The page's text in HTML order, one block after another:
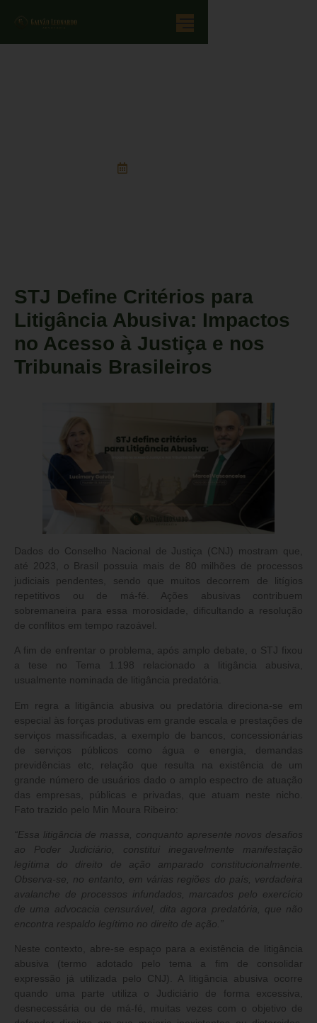
STJ Define Critérios para
Litigância Abusiva: Impactos
no Acesso à Justiça e nos
Tribunais Brasileiros
Dados do Conselho Nacional de Justiça (CNJ)
mostram que,
até 2023, o Brasil possuia mais de 80 milhões de processos
judiciais pendentes , sendo que muitos decorrem de litígios
repetitivos ou de má-fé. Ações abusivas contribuem
sobremaneira para essa morosidade, dificultando a resolução
de conflitos em tempo razoável.
A fim de enfrentar o problema, após amplo debate, o STJ fixou
a tese no Tema 1.198 relacionado a litigância abusiva,
usualmente nominada de litigância predatória.
Em regra a litigância abusiva ou predatória direciona-se em
especial às forças produtivas em grande escala e prestações de
serviços massificadas, a exemplo de bancos, concessionárias
de serviços públicos como água e energia, demandas
previdências etc, relação que resulta na existência de um
grande número de usuários dado o amplo espectro de atuação
das empresas, públicas e privadas, que atuam neste nicho.
Fato trazido pelo Min Moura Ribeiro:
“Essa litigância de massa, conquanto apresente novos desafios
ao Poder Judiciário, constitui inegavelmente manifestação
legítima do direito de ação amparado constitucionalmente.
Observa-se, no entanto, em várias regiões do país, verdadeira
avalanche de processos infundados, marcados pelo exercício
de uma advocacia censurável, dita agora predatória, que não
encontra respaldo legítimo no direito de ação.”
Neste contexto, abre-se espaço para a existência de litigância
abusiva (termo adotado pelo tema a fim de consolidar
expressão já utilizada pelo CNJ). A litigância abusiva ocorre
quando uma parte utiliza o Judiciário de forma excessiva,
desnecessária ou de má-fé, muitas vezes com o objetivo de